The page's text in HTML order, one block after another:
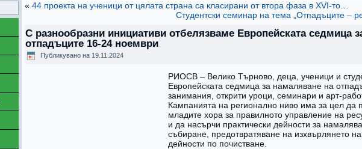
« 44 проекта на ученици от цялата страна са класирани от втора фаза в XVI-то…
Студентски семинар на тема „Отпадъците –
С разнообразни инициативи отбелязваме Европейската седмица
отпадъците 16-24 ноември
Публикувано на 19.11.2024
РИОСВ – Велико Търново, деца, ученици и
Европейската седмица за намаляване на
занимания, открити уроци, семинари и арт-
Кампанията на регионално ниво има за цел да
младите хора за правилното управление на
и да насърчи практически дейности за
събиране, предотвратяване на изхвърлянето
дейности по почистване.